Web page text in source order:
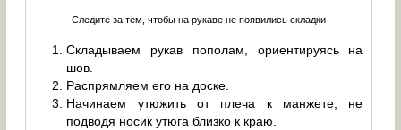
Следите за тем, чтобы на рукаве не появились складки
Складываем рукав пополам, ориентируясь на
шов.
Распрямляем его на доске.
Начинаем утюжить от плеча к манжете, не
подводя носик утюга близко к краю.